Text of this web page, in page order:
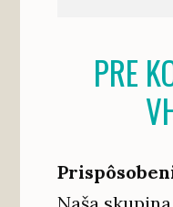
PRE
Naša